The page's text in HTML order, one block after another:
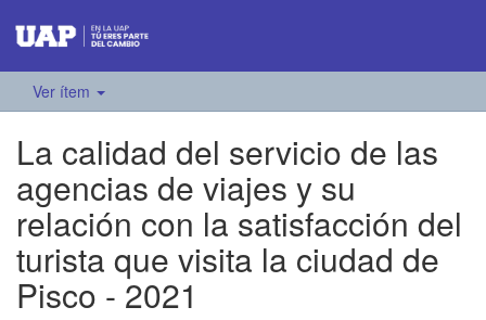
Ver ítem
La calidad del servicio de las
agencias de viajes y su
relación con la satisfacción del
turista que visita la ciudad de
Pisco - 2021